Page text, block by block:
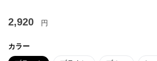
2,920 円
カラー